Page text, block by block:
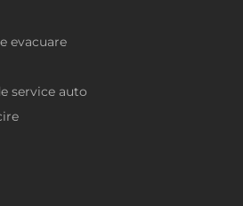
evacuare
service auto